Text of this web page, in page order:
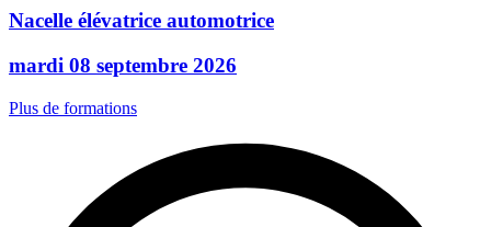
Nacelle élévatrice automotrice
mardi 08 septembre 2026
Plus de formations